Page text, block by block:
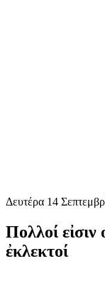
Δευτέρα 14
Πολλοί εἰσιν
ἐκλεκτοί